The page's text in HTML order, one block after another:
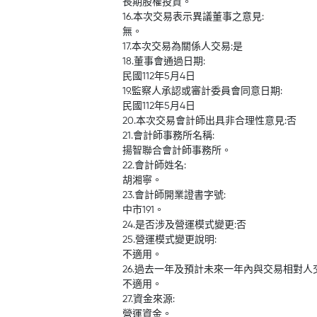
長期股權投資。
16.本次交易表示異議董事之意見:
無。
17.本次交易為關係人交易:是
18.董事會通過日期:
民國112年5月4日
19.監察人承認或審計委員會同意日期:
民國112年5月4日
20.本次交易會計師出具非合理性意見:否
21.會計師事務所名稱:
揚智聯合會計師事務所。
22.會計師姓名:
胡湘寧。
23.會計師開業證書字號:
中市191。
24.是否涉及營運模式變更:否
25.營運模式變更說明:
不適用。
26.過去一年及預計未來一年內與交易相對人
不適用。
27.資金來源:
營運資金。